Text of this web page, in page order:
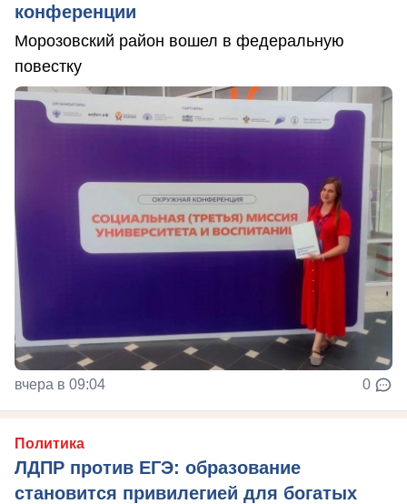
конференции
Морозовский район вошел в федеральную
повестку
вчера в 09:04 0
Политика
ЛДПР против ЕГЭ: образование
становится привилегией для богатых